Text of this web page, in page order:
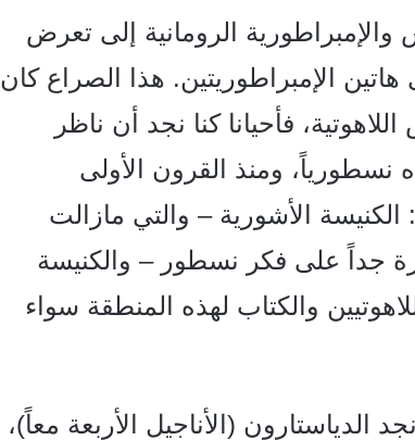
الرومانية إلى تعرض
الإمبراطوريتين. هذا الصراع كان
فأحيانا كنا نجد أن ناظر
نسطورياً، ومنذ القرون الأولى
الأشورية – والتي مازالت
جداً على فكر نسطور – والكنيسة
والكتاب لهذه المنطقة سواء
الدياستارون (الأناجيل الأربعة معاً)،